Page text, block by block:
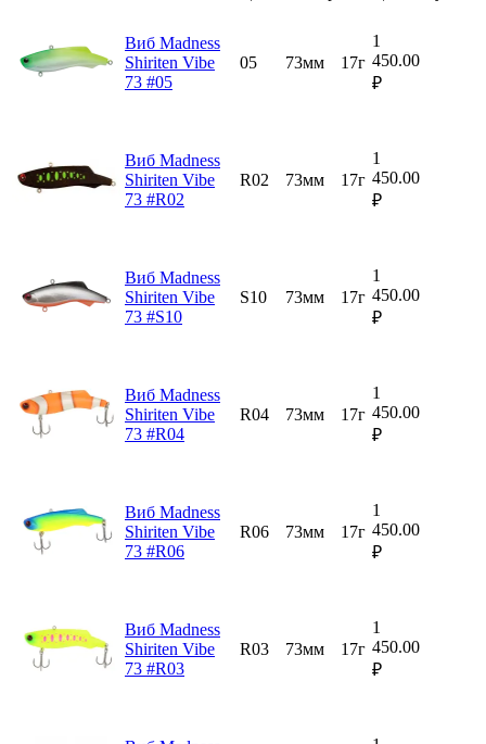
Виб Madness
Shiriten Vibe
73 #05
05 73мм 17г
1
450.00
₽
Виб Madness
Shiriten Vibe
73 #R02
R02 73мм 17г
1
450.00
₽
Виб Madness
Shiriten Vibe
73 #S10
S10 73мм 17г
1
450.00
₽
Виб Madness
Shiriten Vibe
73 #R04
R04 73мм 17г
1
450.00
₽
Виб Madness
Shiriten Vibe
73 #R06
R06 73мм 17г
1
450.00
₽
Виб Madness
Shiriten Vibe
73 #R03
R03 73мм 17г
1
450.00
₽